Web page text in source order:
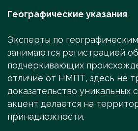
Географические указания
Эксперты по
занимаются регистрацией
подчеркивающих
отличие от НМПТ, здесь не
доказательство уникальных
акцент делается на
принадлежности.